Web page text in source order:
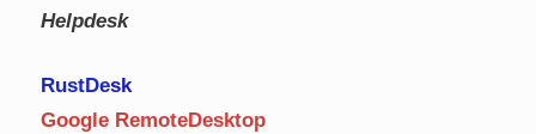
Helpdesk
RustDesk
Google RemoteDesktop